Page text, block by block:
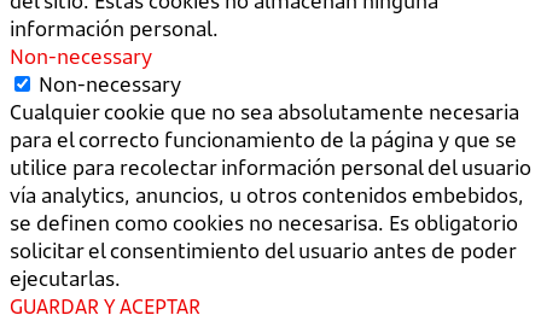
información personal.
Non-necessary
Non-necessary
Cualquier cookie que no sea absolutamente necesaria
para el correcto funcionamiento de la página y que se
utilice para recolectar información personal del usuario
vía analytics, anuncios, u otros contenidos embebidos,
se definen como cookies no necesarisa. Es obligatorio
solicitar el consentimiento del usuario antes de poder
ejecutarlas.
GUARDAR Y ACEPTAR